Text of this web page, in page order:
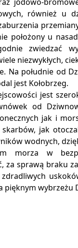
również u
położony u
zwiedzać
niezwykłych,
Na południe od
jest Kołobrzeg.
jest
od
jak i
jak
wodnych,
morza w
sprawą braku
pięknym wybrzeżu